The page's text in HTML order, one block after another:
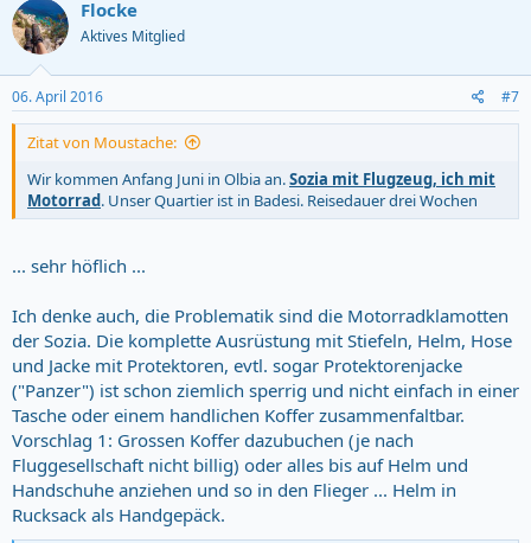
t
i
o
n
s
:
Flocke
Aktives Mitglied
06. April 2016 #7
Zitat von Moustache:
Wir kommen Anfang Juni in Olbia an.Sozia mit Flugzeug, ich mit
Motorrad. Unser Quartier ist in Badesi. Reisedauer drei Wochen
... sehr höflich ...
Ich denke auch, die Problematik sind die Motorradklamotten
der Sozia. Die komplette Ausrüstung mit Stiefeln, Helm, Hose
und Jacke mit Protektoren, evtl. sogar Protektorenjacke
("Panzer") ist schon ziemlich sperrig und nicht einfach in einer
Tasche oder einem handlichen Koffer zusammenfaltbar.
Vorschlag 1: Grossen Koffer dazubuchen (je nach
Fluggesellschaft nicht billig) oder alles bis auf Helm und
Handschuhe anziehen und so in den Flieger ... Helm in
Rucksack als Handgepäck.